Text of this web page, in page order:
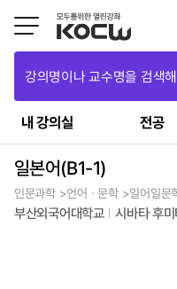
강의명이나 교수명을 검색
내 강의실 전공
일본어(B1-1)
인문과학 >언어ㆍ문학 >일어일문
부산외국어대학교 시바타 후